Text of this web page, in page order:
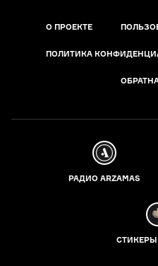
О ПРОЕКТЕ
ПОЛИТИКА
РАДИО ARZAMAS
СТИКЕРЫ